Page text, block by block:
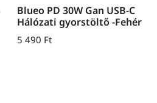
Blueo PD 30W Gan USB-C
Hálózati gyorstöltő -Fehér
5 490 Ft